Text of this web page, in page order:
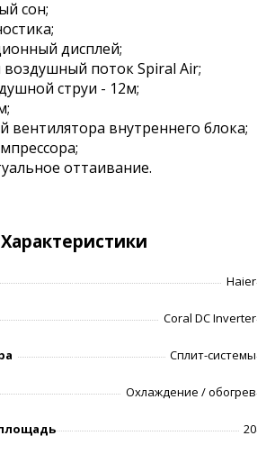
сон;
дисплей;
поток Spiral Air;
струи - 12м;
вентилятора внутреннего блока;
оттаивание.
Характеристики
Haier
Coral DC Inverter
Сплит-системы
Охлаждение / обогрев
20